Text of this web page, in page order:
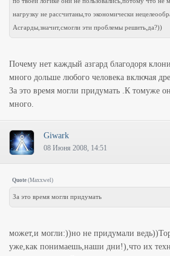
нагрузку не рассчитаны,то экономически
Асгарды,значит,смогли эти проблемы решить,да?))
Почему нет каждый азгард благодоря
много дольше любого человека включая
За это время могли придумать .К томуже
много.
Giwark
08 Июня 2008, 14:51
Quote (Maxxwel)
За это время могли придумать
может,и могли:))но не придумали
уже,как понимаешь,наши дни!),что их